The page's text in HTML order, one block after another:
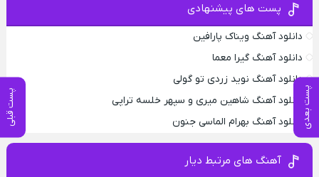
پست بعدی پست قبلی
پست های پیشنهادی
دانلود آهنگ ویناک پارافین
دانلود آهنگ گیرا معما
دانلود آهنگ نوید زردی تو گولی
دانلود آهنگ شاهین میری و سپهر خلسه تراپی
دانلود آهنگ بهرام الماسی جنون
آهنگ های مرتبط دیار